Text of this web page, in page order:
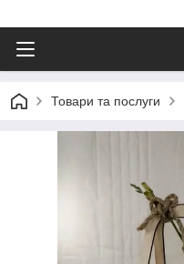
Товари та послуги